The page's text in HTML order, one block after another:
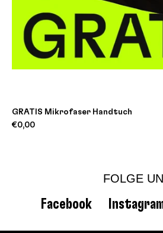
GRATIS Mikrofaser Handtuch
€0,00
FOLGE
Facebook